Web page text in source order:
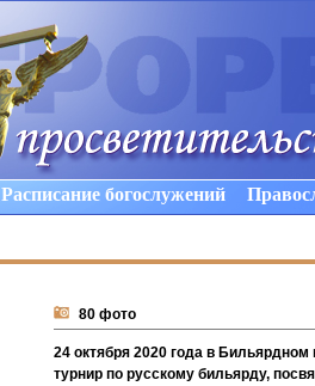
Расписание богослужений
80 фото
24 октября 2020 года в
турнир по русскому бильярду,